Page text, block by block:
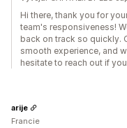
Hi there, thank you for
team's responsiveness!
back on track so quickly.
smooth experience, and
hesitate to reach out if
arije
Francie